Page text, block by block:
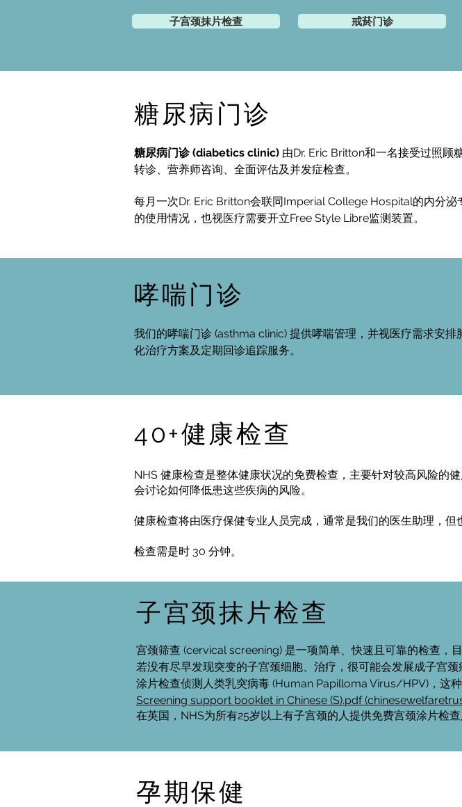
子宫颈抹片检查 戒菸门诊
糖尿病门诊
糖尿病门诊 (diabetics clinic) 由Dr. Eric Britton和一名接受过照顾
转诊、营养师咨询、全面评估及并发症检查。
每月一次Dr. Eric Britton会联同Imperial College Hospital的内分
的使用情况，也视医疗需要开立Free Style Libre监测装置。
哮喘门诊
我们的哮喘门诊 (asthma clinic) 提供哮喘管理，并视医疗需求安
化治疗方案及定期回诊追踪服务。
40+健康检查
NHS 健康检查是整体健康状况的免费检查，主要针对较高风险的
会讨论如何降低患这些疾病的风险。
健康检查将由医疗保健专业人员完成，通常是我们的医生助理，但
检查需是时 30 分钟。
子宫颈抹片检查
宫颈筛查 (cervical screening) 是一项简单、快速且可靠的检查，
若没有尽早发现突变的子宫颈细胞、治疗，很可能会发展成子宫
涂片检查侦测人类乳突病毒 (Human Papilloma Virus/HPV)，这
Screening support booklet in Chinese (S).pdf
在英国，NHS为所有25岁以上有子宫颈的人提供免费宫颈涂片检查
孕期保健